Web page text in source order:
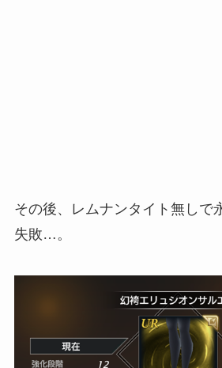
その後、レムナンタイト無しで
失敗…。